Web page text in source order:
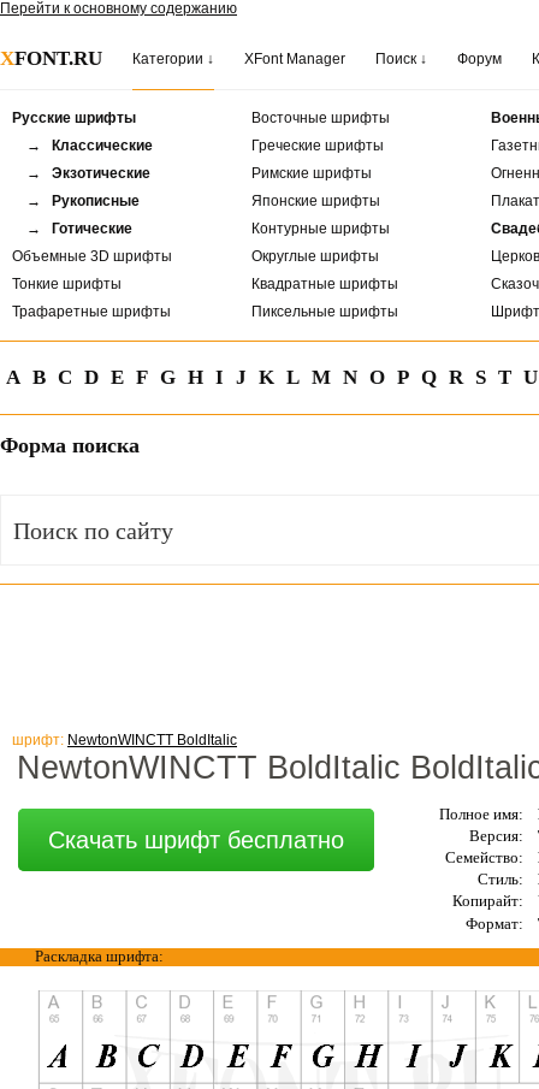
Перейти к основному содержанию
XFONT.RU Категории ↓ XFont Manager Поиск ↓ Форум
Русские шрифты
→ Классические
→ Экзотические
→ Рукописные
→ Готические
Объемные 3D шрифты
Тонкие шрифты
Трафаретные шрифты
Восточные шрифты
Греческие шрифты
Римские шрифты
Японские шрифты
Контурные шрифты
Округлые шрифты
Квадратные шрифты
Пиксельные шрифты
A B C D E F G H I J K L M N O P Q R S T U
Форма поиска
шрифт: NewtonWINCTT BoldItalic
NewtonWINCTT BoldItalic
Скачать шрифт бесплатно
Полное имя:
Версия:
Семейство:
Стиль:
Копирайт:
Формат:
Раскладка шрифта: